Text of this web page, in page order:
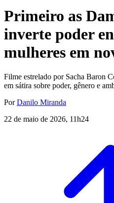
Primeiro as
inverte poder
mulheres em
Filme estrelado por Sacha Baron
em sátira sobre poder, gênero e
PorDanilo Miranda
22 de maio de 2026, 11h24